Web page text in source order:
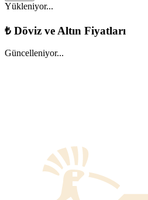
Yükleniyor...
₺ Döviz ve Altın Fiyatları
Güncelleniyor...